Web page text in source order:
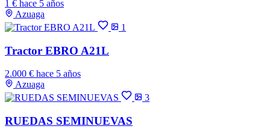
1 € hace 5 años
Azuaga
1
Tractor EBRO A21L
2.000 € hace 5 años
Azuaga
3
RUEDAS SEMINUEVAS